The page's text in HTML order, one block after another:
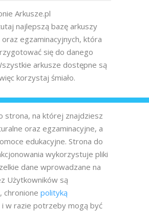
Arkusze.pl
najlepszą bazę arkuszy
egzaminacyjnych, która
się do danego
arkusze dostępne są
korzystaj śmiało.
strona, na której znajdziesz
oraz egzaminacyjne, a
edukacyjne. Strona do
wykorzystuje pliki
dane wprowadzane na
Użytkowników są
chronione polityką
i w razie potrzeby mogą być